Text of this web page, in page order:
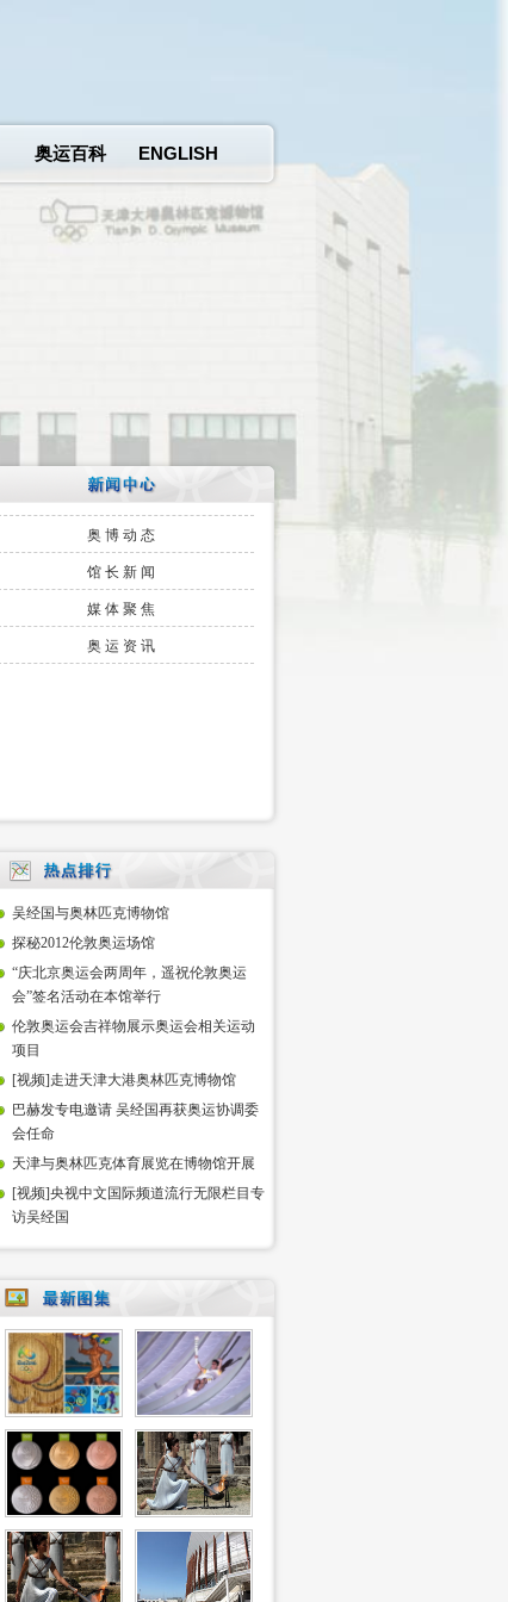
奥运百科 ENGLISH
奥博动态
馆长新闻
媒体聚焦
奥运资讯
吴经国与奥林匹克博物馆
探秘2012伦敦奥运场馆
“庆北京奥运会两周年，遥祝伦敦奥运
会”签名活动在本馆举行
伦敦奥运会吉祥物展示奥运会相关运动
项目
[视频]走进天津大港奥林匹克博物馆
巴赫发专电邀请 吴经国再获奥运协调委
会任命
天津与奥林匹克体育展览在博物馆开展
[视频]央视中文国际频道流行无限栏目专
访吴经国